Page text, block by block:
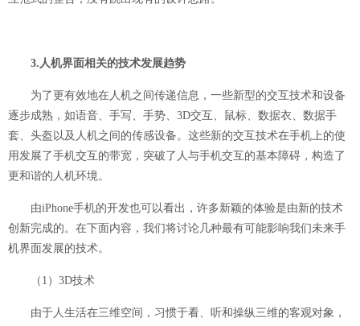
3.人机界面相关的技术发展趋势
为了更有效地在人机之间传递信息，一些新型的交互技术和设备
逐步成熟，如语音、手写、手势、3D交互、鼠标、数据衣、数据手
套、头盔以及人机之间的传感设备。这些新的交互技术在手机上的使
用发展了手机交互的带宽，突破了人与手机交互的基本障碍，构造了
更和谐的人机环境。
由iPhone手机的开发也可以看出，许多新颖的体验是由新的技术
创新完成的。在下面内容，我们将讨论几种最有可能影响我们未来手
机界面发展的技术。
（1）3D技术
由于人生活在三维空间，习惯于看、听和操纵三维的客观对象，